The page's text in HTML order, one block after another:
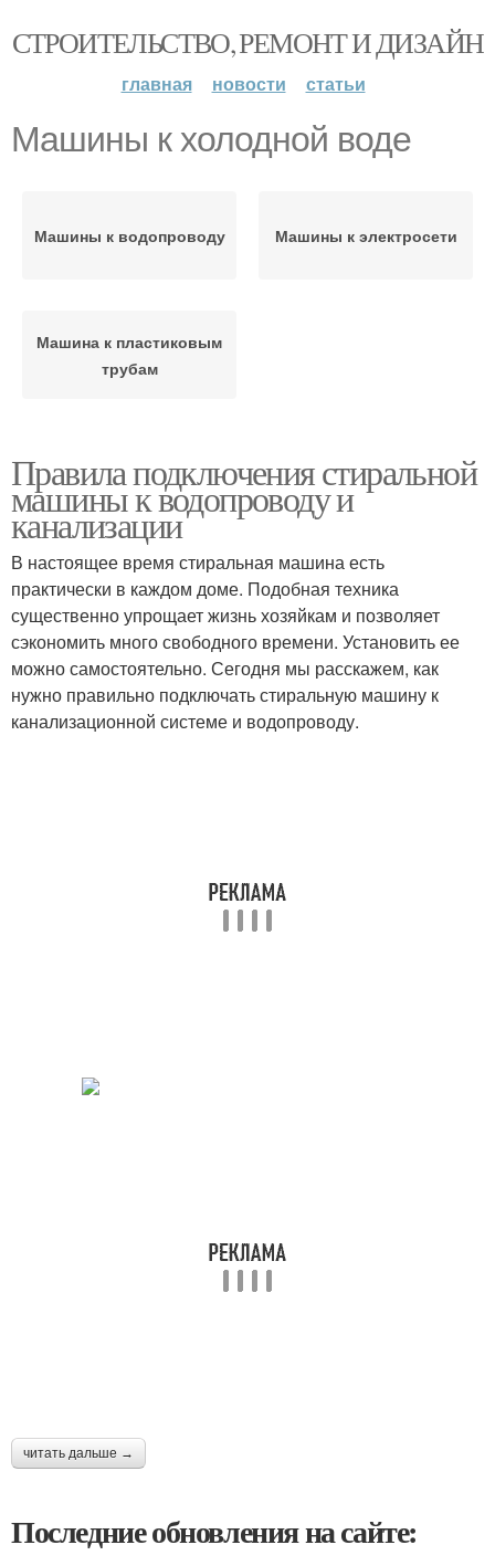
СТРОИТЕЛЬСТВО, РЕМОНТ И ДИЗАЙН
главная новости статьи
Машины к холодной воде
Машины к водопроводу Машины к электросети
Машина к пластиковым
трубам
Правила подключения стиральной
машины к водопроводу и
канализации
В настоящее время стиральная машина есть
практически в каждом доме. Подобная техника
существенно упрощает жизнь хозяйкам и позволяет
сэкономить много свободного времени. Установить ее
можно самостоятельно. Сегодня мы расскажем, как
нужно правильно подключать стиральную машину к
канализационной системе и водопроводу.
читать дальше →
Последние обновления на сайте: